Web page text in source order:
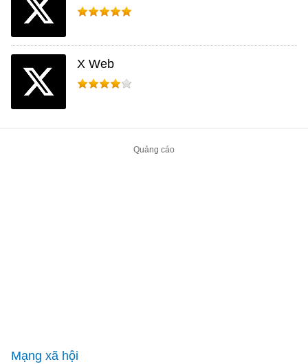
X Web
Mạng xã hội